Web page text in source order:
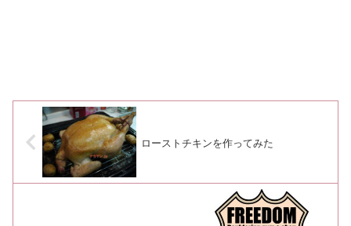
ローストチキンを作ってみた